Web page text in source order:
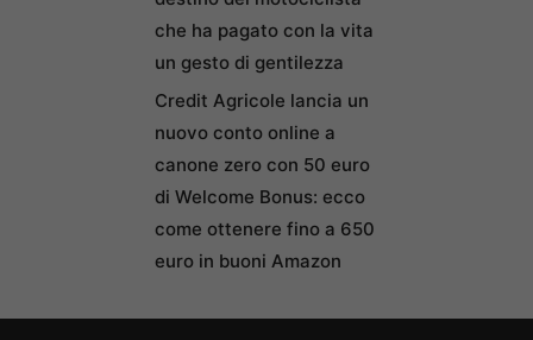
che ha pagato con la vita
un gesto di gentilezza
Credit Agricole lancia un
nuovo conto online a
canone zero con 50 euro
di Welcome Bonus: ecco
come ottenere fino a 650
euro in buoni Amazon